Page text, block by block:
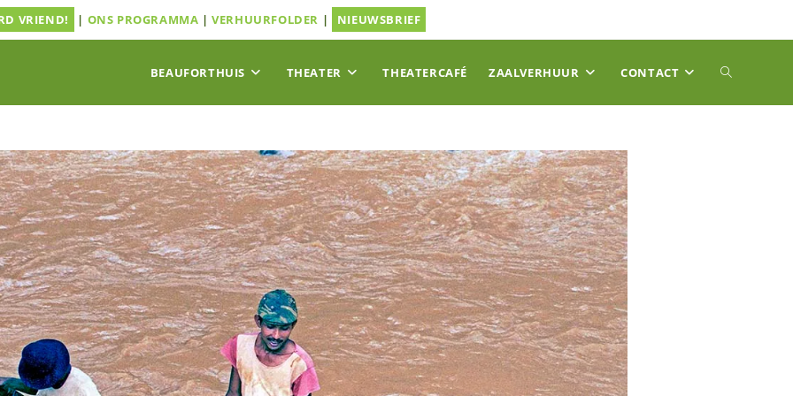
VRIEND! | ONS PROGRAMMA |VERHUURFOLDER | NIEUWSBRIEF
BEAUFORTHUIS THEATER THEATERCAFÉ ZAALVERHUUR CONTACT TOGGLE